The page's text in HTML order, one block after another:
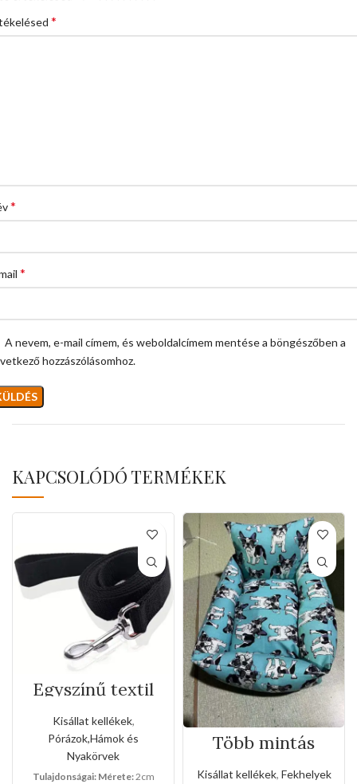
*
*
*
A nevem, e-mail címem, és weboldalcímem mentése a böngészőben a
hozzászólásomhoz.
KAPCSOLÓDÓ TERMÉKEK
Egyszínű textil
kézipóráz(Közep
es méret)
Kisállat kellékek,
Pórázok,Hámok és
Nyakörvek
Tulajdonságai: Mérete:2cm
Több mintás
fekhely
Kisállat kellékek, Fekhelyek